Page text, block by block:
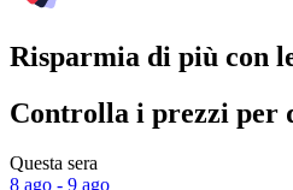
Risparmia di più con
Controlla i prezzi per
Questa sera
8 ago - 9 ago